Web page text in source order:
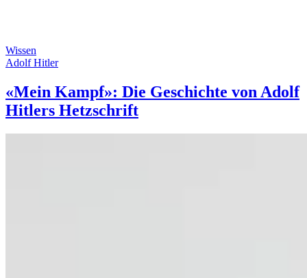
Wissen
Adolf Hitler
«Mein Kampf»: Die Geschichte von Adolf
Hitlers Hetzschrift